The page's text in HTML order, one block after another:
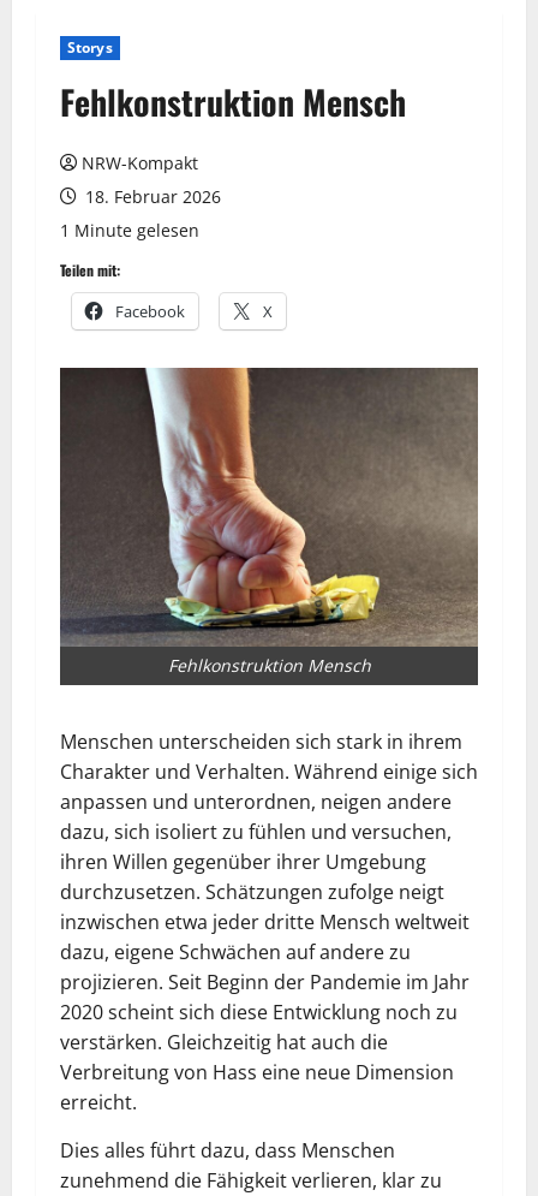
Storys
Fehlkonstruktion Mensch
NRW-Kompakt
18. Februar 2026
1 Minute gelesen
Teilen mit:
Facebook X
Fehlkonstruktion Mensch
Menschen unterscheiden sich stark in ihrem
Charakter und Verhalten. Während einige sich
anpassen und unterordnen, neigen andere
dazu, sich isoliert zu fühlen und versuchen,
ihren Willen gegenüber ihrer Umgebung
durchzusetzen. Schätzungen zufolge neigt
inzwischen etwa jeder dritte Mensch weltweit
dazu, eigene Schwächen auf andere zu
projizieren. Seit Beginn der Pandemie im Jahr
2020 scheint sich diese Entwicklung noch zu
verstärken. Gleichzeitig hat auch die
Verbreitung von Hass eine neue Dimension
erreicht.
Dies alles führt dazu, dass Menschen
zunehmend die Fähigkeit verlieren, klar zu